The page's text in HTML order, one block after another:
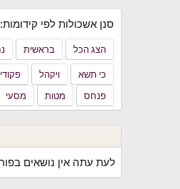
סנן אשכולות לפי קידומות:
הצג הכל בראשית
כי תשא
ויקהל פקודי
פנחס
מטות מסעי
לעת עתה אין נושאים